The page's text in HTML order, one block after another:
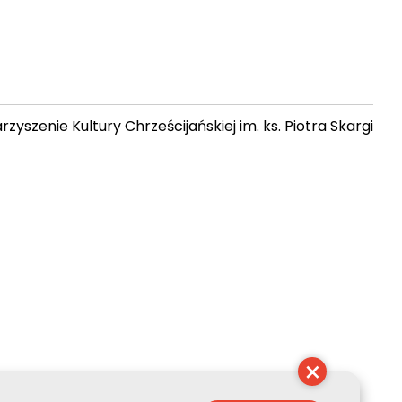
Kultury Chrześcijańskiej im. ks. Piotra Skargi
×